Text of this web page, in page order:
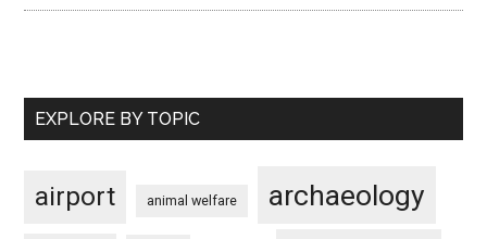
EXPLORE BY TOPIC
airport animal welfare archaeology